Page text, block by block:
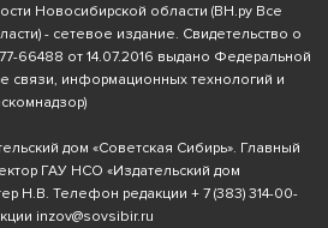
Новосибирской области (ВН.ру Все
- сетевое издание. Свидетельство о
66488 от 14.07.2016 выдано Федеральной
связи, информационных технологий и
дом «Советская Сибирь». Главный
ГАУ НСО «Издательский дом
Н.В. Телефон редакции + 7 (383) 314-00-
inzov@sovsibir.ru